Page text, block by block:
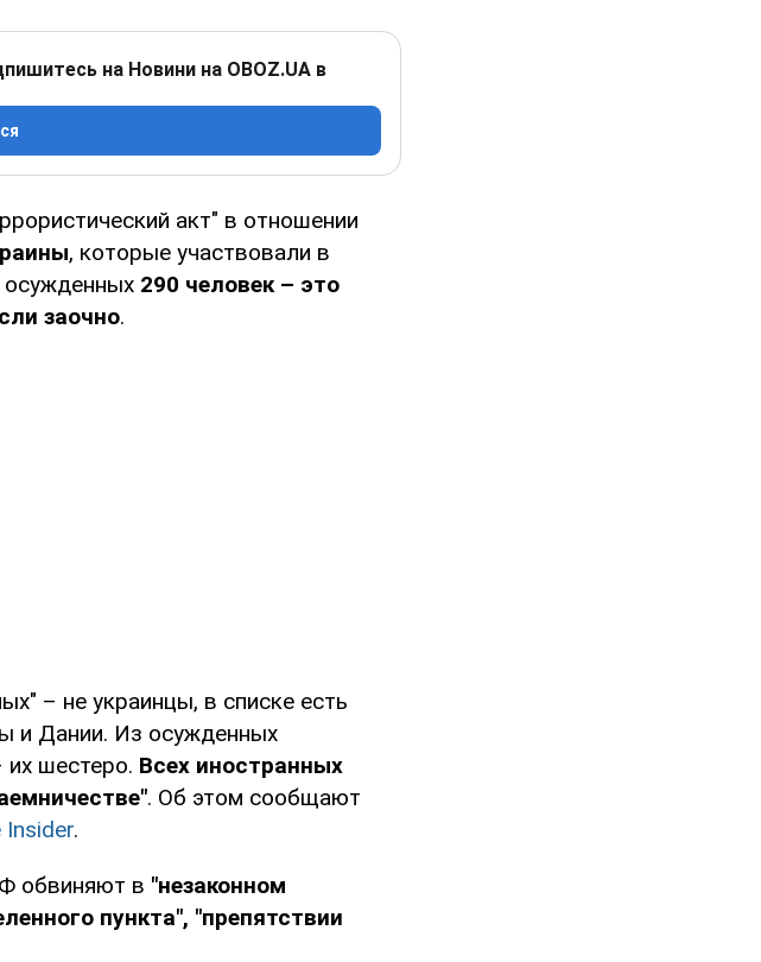
на Новини на OBOZ.UA в
акт" в отношении
, которые участвовали в
осужденных 290 человек – это
заочно.
– не украинцы, в списке есть
и Дании. Из осужденных
их шестеро. Всех иностранных
. Об этом сообщают
Insider.
обвиняют в "незаконном
пункта", "препятствии